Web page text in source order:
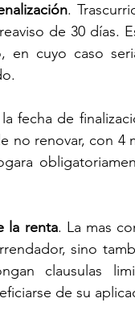
.
de 30 días.
en cuyo caso
fecha de
no renovar, con 4
la renta. La mas
sino
clausulas
de su